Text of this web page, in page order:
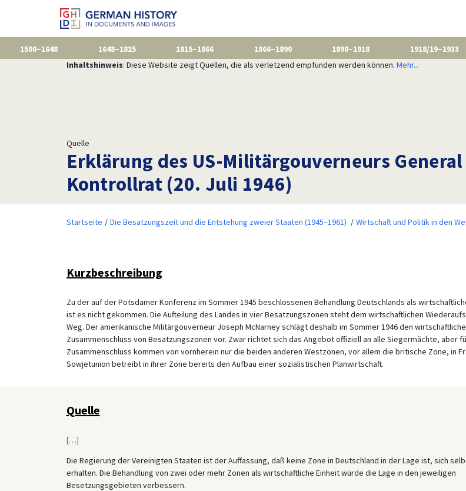
1500–1648 1648–1815 1815–1866 1866–1890 1890–1918 1918/19–1933
Inhaltshinweis: Diese Website zeigt Quellen, die als verletzend empfunden werden können. Mehr...
Quelle
Erklärung des US-Militärgouverneurs
Kontrollrat (20. Juli 1946)
Startseite Die Besatzungszeit und die Entstehung zweier Staaten (1945–1961) Wirtschaft und Politik in den
Kurzbeschreibung
Zu der auf der Potsdamer Konferenz im Sommer 1945 beschlossenen Behandlung Deutschlands als
ist es nicht gekommen. Die Aufteilung des Landes in vier Besatzungszonen steht dem wirtschaftlichen
Weg. Der amerikanische Militärgouverneur Joseph McNarney schlägt deshalb im Sommer 1946 den
Zusammenschluss von Besatzungszonen vor. Zwar richtet sich das Angebot offiziell an alle Siegermächte, aber
Zusammenschluss kommen von vornherein nur die beiden anderen Westzonen, vor allem die britische Zone, in
Sowjetunion betreibt in ihrer Zone bereits den Aufbau einer sozialistischen Planwirtschaft.
Quelle
[…]
Die Regierung der Vereinigten Staaten ist der Auffassung, daß keine Zone in Deutschland in der Lage ist, sich
erhalten. Die Behandlung von zwei oder mehr Zonen als wirtschaftliche Einheit würde die Lage in den jeweiligen
Besetzungsgebieten verbessern.